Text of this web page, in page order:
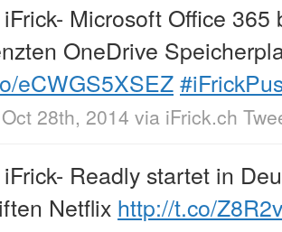
Microsoft Office 365
OneDrive
eCWGS5XSEZ
28th, 2014 via iFrick.ch
Readly startet in
Netflix http://t.co/